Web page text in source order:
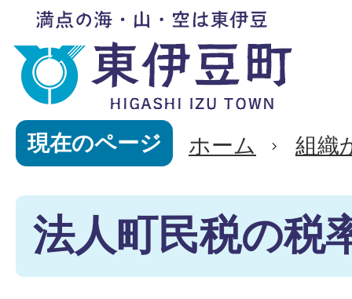
現在のページ ホーム 組織
法人町民税の税